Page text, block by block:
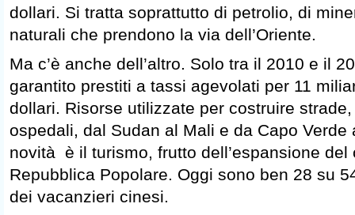
dollari. Si tratta soprattutto di petrolio, di
naturali che prendono la via dell’Oriente.
Ma c’è anche dell’altro. Solo tra il 2010 e il
garantito prestiti a tassi agevolati per 11
dollari. Risorse utilizzate per costruire
ospedali, dal Sudan al Mali e da Capo Verde
novità è il turismo, frutto dell’espansione del
Repubblica Popolare. Oggi sono ben 28 su
dei vacanzieri cinesi.